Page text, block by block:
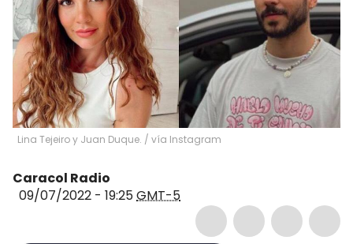
Lina Tejeiro y Juan Duque. / vía Instagram
Caracol Radio
09/07/2022 - 19:25GMT-5